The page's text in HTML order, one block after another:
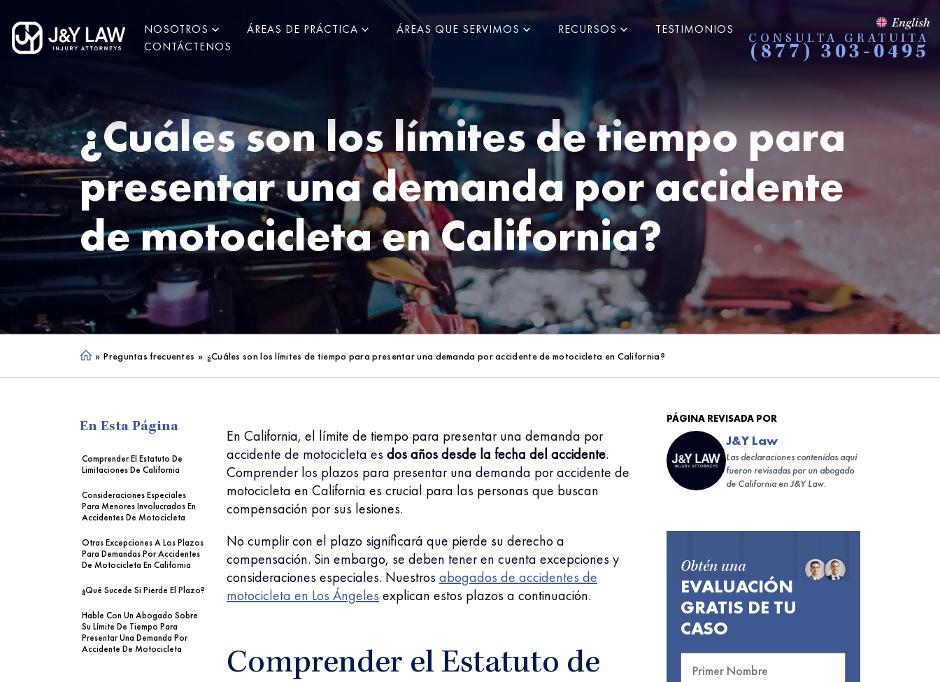
NOSOTROS ÁREAS DE PRÁCTICA ÁREAS QUE SERVIMOS RECURSOS
TESTIMONIOS
CONTÁCTENOS
English
CONSULTA GRATUITA
(877) 303-0495
¿Cuáles son los límites de tiempo para
presentar una demanda por accidente
de motocicleta en California?
Ho » Preguntas frecuentes » ¿Cuáles son los límites de tiempo para presentar una demanda por accidente de motocicleta en California?
En Esta Página
Comprender El Estatuto De
Limitaciones De California
Consideraciones Especiales
Para Menores Involucrados En
Accidentes De Motocicleta
Otras Excepciones A Los Plazos
Para Demandas Por Accidentes
De Motocicleta En California
¿Qué Sucede Si Pierde El Plazo?
Hable Con Un Abogado Sobre
Su Límite De Tiempo Para
Presentar Una Demanda Por
Accidente De Motocicleta
En California, el límite de tiempo para presentar una demanda por
accidente de motocicleta es dos años desde la fecha del accidente.
Comprender los plazos para presentar una demanda por accidente de
motocicleta en California es crucial para las personas que buscan
compensación por sus lesiones.
No cumplir con el plazo significará que pierde su derecho a
compensación. Sin embargo, se deben tener en cuenta excepciones y
consideraciones especiales. Nuestros abogados de accidentes de
motocicleta en Los Ángeles explican estos plazos a continuación.
Comprender el Estatuto de
PÁGINA REVISADA POR
J&Y Law
Las declaraciones contenidas aquí
fueron revisadas por un abogado
de California en J&Y Law.
Obtén una
EVALUACIÓN
GRATIS DE TU
CASO